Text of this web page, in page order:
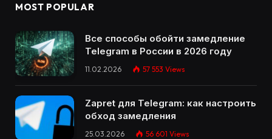
MOST POPULAR
Все способы обойти замедление
Telegram в России в 2026 году
11.02.2026 57 553 Views
Zapret для Telegram: как настроить
обход замедления
25.03.2026 56 601 Views